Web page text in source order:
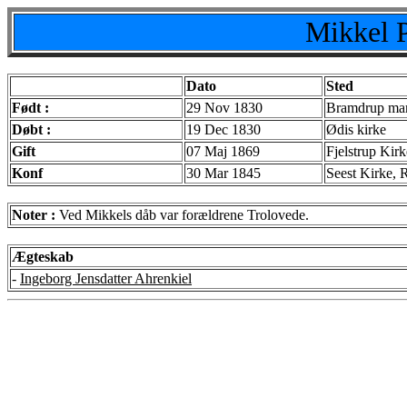
Mikkel
Dato
Sted
Født :
29 Nov 1830
Bramdrup
Døbt :
19 Dec 1830
Ødis kirke
Gift
07 Maj 1869
Fjelstrup
Konf
30 Mar 1845 Seest Kirke,
Noter : Ved Mikkels dåb var forældrene Trolovede.
Ægteskab
- Ingeborg Jensdatter Ahrenkiel